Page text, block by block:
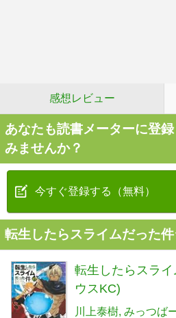
感想レビュー
あなたも読書メーターに登
みませんか？
今すぐ登録する（無料）
転生したらスライムだった
転生したらスラ
ウスKC)
川上泰樹 みっつば